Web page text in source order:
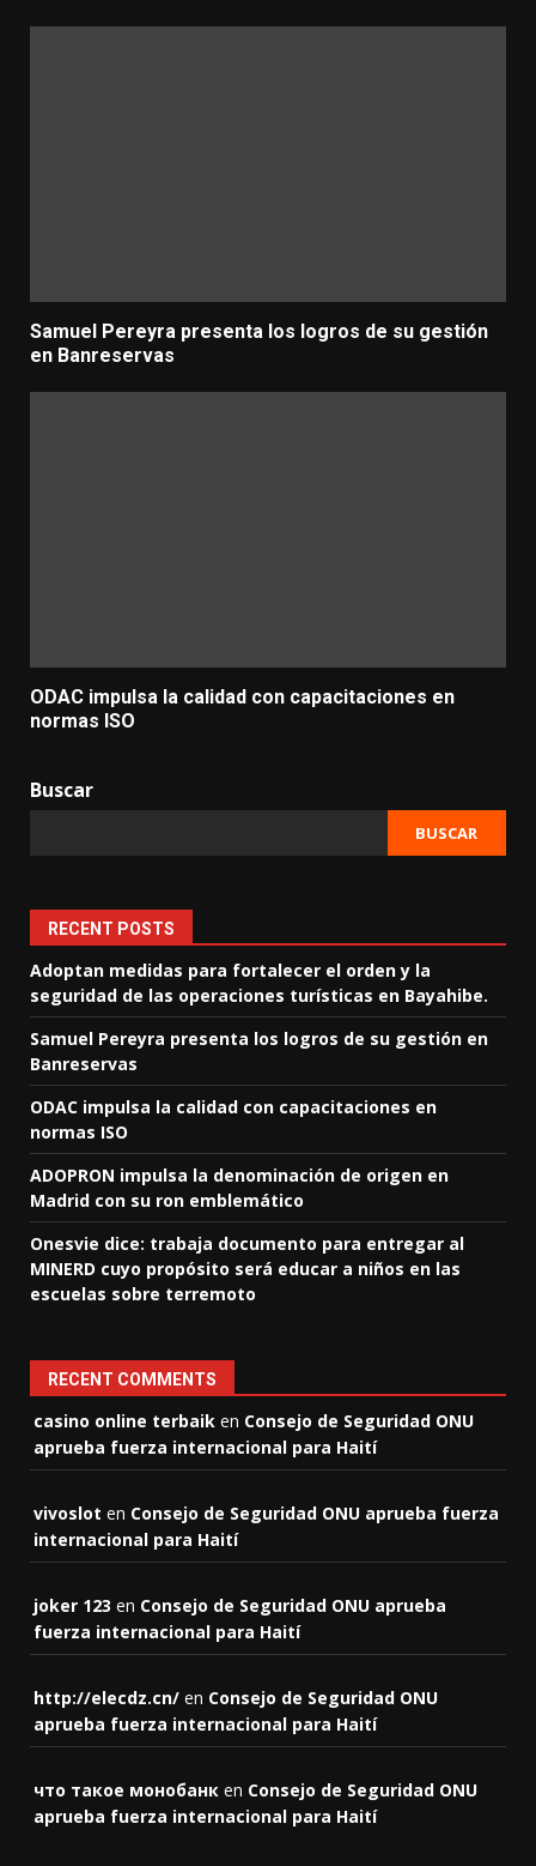
Samuel Pereyra presenta los logros de su gestión
en Banreservas
ODAC impulsa la calidad con capacitaciones en
normas ISO
Buscar
BUSCAR
RECENT POSTS
Adoptan medidas para fortalecer el orden y la
seguridad de las operaciones turísticas en Bayahibe.
Samuel Pereyra presenta los logros de su gestión en
Banreservas
ODAC impulsa la calidad con capacitaciones en
normas ISO
ADOPRON impulsa la denominación de origen en
Madrid con su ron emblemático
Onesvie dice: trabaja documento para entregar al
MINERD cuyo propósito será educar a niños en las
escuelas sobre terremoto
RECENT COMMENTS
casino online terbaik en Consejo de Seguridad ONU
aprueba fuerza internacional para Haití
vivoslot en Consejo de Seguridad ONU aprueba fuerza
internacional para Haití
joker 123 en Consejo de Seguridad ONU aprueba
fuerza internacional para Haití
http://elecdz.cn/ en Consejo de Seguridad ONU
aprueba fuerza internacional para Haití
что такое монобанк en Consejo de Seguridad ONU
aprueba fuerza internacional para Haití